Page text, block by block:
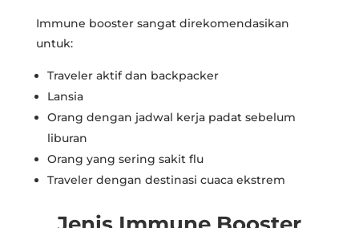
Immune booster sangat direkomendasikan
untuk:
Traveler aktif dan backpacker
Lansia
Orang dengan jadwal kerja padat sebelum
liburan
Orang yang sering sakit flu
Traveler dengan destinasi cuaca ekstrem